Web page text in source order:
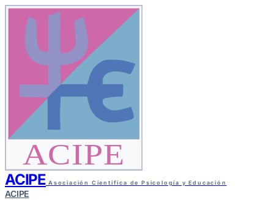
ACIPE
ACIPE Asociación Científica de Psicología y Educación
ACIPE